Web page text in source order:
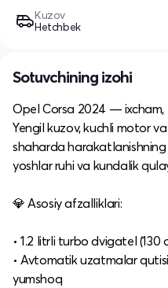
Kuzov
Hetchbek
Sotuvchining izohi
Opel Corsa 2024 —
Yengil kuzov, kuchli motor
shaharda
yoshlar ruhi va kundalik
💎 Asosiy afzalliklari:
• 1.2 litrli turbo dvigatel
• Avtomatik uzatmalar
yumshoq